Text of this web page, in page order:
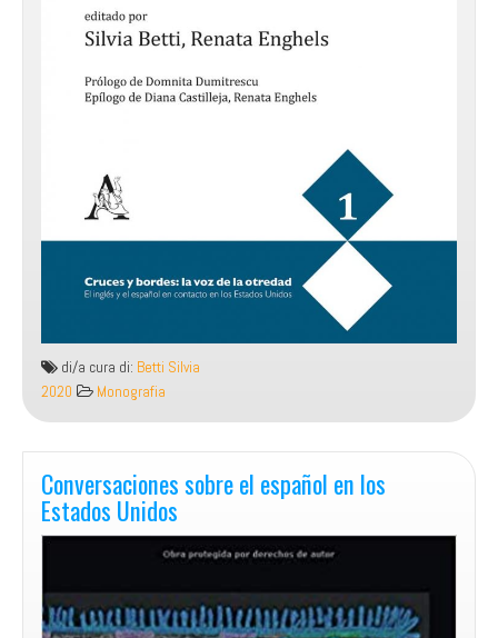
di/a cura di: Betti Silvia
2020
Monografia
Conversaciones sobre el español en los
Estados Unidos